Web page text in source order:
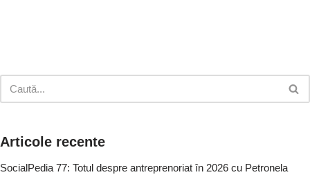
Articole recente
SocialPedia 77: Totul despre antreprenoriat în 2026 cu Petronela